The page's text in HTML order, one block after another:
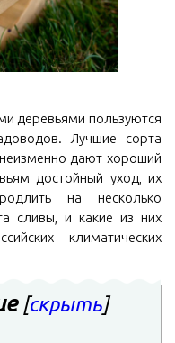
деревьями пользуются
Лучшие сорта
дают хороший
достойный уход, их
на несколько
сливы, и какие из них
климатических
[скрыть]